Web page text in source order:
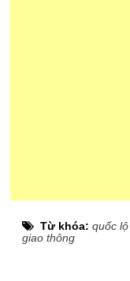
Từ khóa:quốc lộ
giao thông